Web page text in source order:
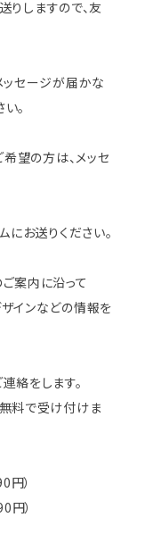
りしますので、友
セージが届かな
。
望の方は、メッセ
にお送りください。
案内に沿って
インなどの情報を
絡をします。
料で受け付けま
円）
円）